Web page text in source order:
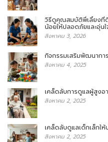
วิธีดูคุณสมบัติพี่เลี้ยงที่
น้อยให้ปลอดภัยและอุ่นใ
สิงหาคม 3, 2026
กิจกรรมเสริมพัฒนากา
สิงหาคม 4, 2025
เคล็ดลับการดูแลผู้สูงอ
สิงหาคม 2, 2025
เคล็ดลับดูแลเด็กเล็กใ
สิงหาคม 2, 2025